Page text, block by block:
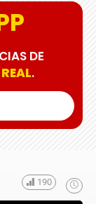
DE
.
190